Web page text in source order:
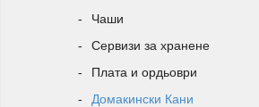
Чаши
Сервизи за хранене
Плата и ордьоври
Домакински Кани